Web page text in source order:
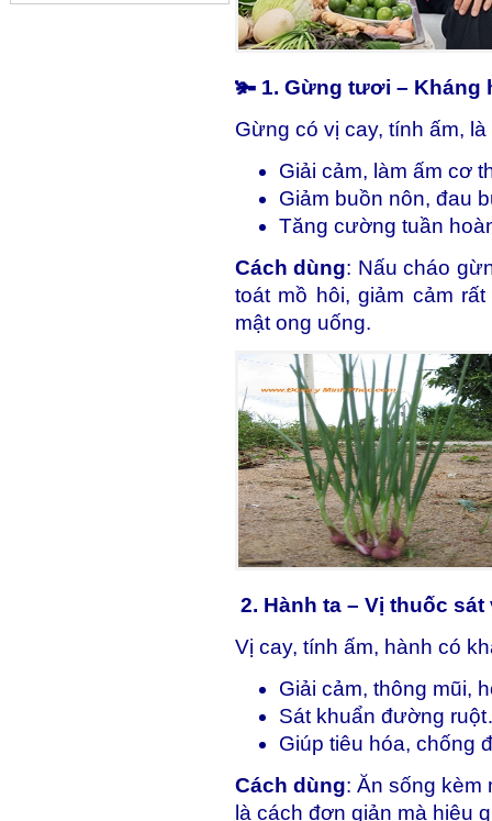
🫚 1. Gừng tươi – Kháng
Gừng có vị cay, tính ấm, là
Giải cảm, làm ấm cơ
Giảm buồn nôn, đau
Tăng cường tuần
Cách dùng: Nấu cháo
toát mồ hôi, giảm cảm
mật ong uống.
2. Hành ta – Vị thuốc
Vị cay, tính ấm, hành có
Giải cảm, thông mũi,
Sát khuẩn đường
Giúp tiêu hóa, chống
Cách dùng: Ăn sống kèm
là cách đơn giản mà hiệu